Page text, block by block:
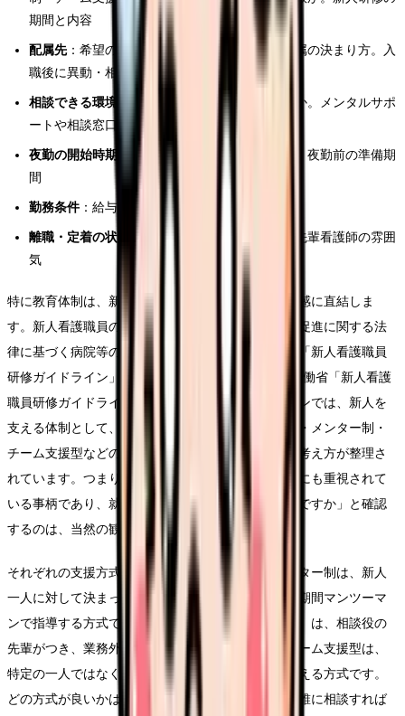
期間と内容
配属先：希望の診療科に配属されやすいか。配属の決まり方。入
職後に異動・相談ができるか
相談できる環境
：困った時に質問できる雰囲気か。メンタルサポ
ートや相談窓口があるか
夜勤の開始時期
：新人がいつから夜勤に入るか。夜勤前の準備期
間
勤務条件：給与、休日、残業の実態、勤務地
離職・定着の状況
：新人の定着状況、見学時の先輩看護師の雰囲
気
特に教育体制は、新人として働き始める時期の安心感に直結しま
す。新人看護職員の研修は、看護師等の人材確保の促進に関する法
律に基づく病院等の努力義務とされ、厚生労働省が「新人看護職員
研修ガイドライン」を示しています（Source: 厚生労働省「新人看護
職員研修ガイドライン【改訂版】」）。ガイドラインでは、新人を
支える体制として、プリセプター制・チューター制・メンター制・
チーム支援型などの方式や、到達目標、研修計画の考え方が整理さ
れています。つまり、新人をどう育てるかは制度的にも重視されて
いる事柄であり、就職先に「新人研修はどんな体制ですか」と確認
するのは、当然の観点です。
それぞれの支援方式には特徴があります。プリセプター制は、新人
一人に対して決まった先輩（プリセプター）が一定期間マンツーマ
ンで指導する方式です。チューター制（エルダー制）は、相談役の
先輩がつき、業務外の相談にも応じる方式です。チーム支援型は、
特定の一人ではなく、病棟のチーム全体で新人を支える方式です。
どの方式が良いかは人によりますが、「困った時に誰に相談すれば